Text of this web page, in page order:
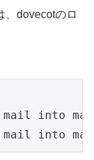
、dovecotのロ
into
into